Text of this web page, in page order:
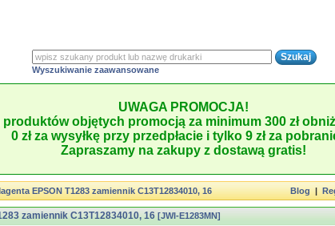
Wyszukiwanie zaawansowane
UWAGA PROMOCJA!
produktów objętych promocją za minimum 300 zł
0 zł za wysyłkę przy przedpłacie i tylko 9 zł za
Zapraszamy na zakupy z dostawą gratis!
EPSON T1283 zamiennik C13T12834010, 16 Blog|
zamiennik C13T12834010, 16 [JWI-E1283MN]